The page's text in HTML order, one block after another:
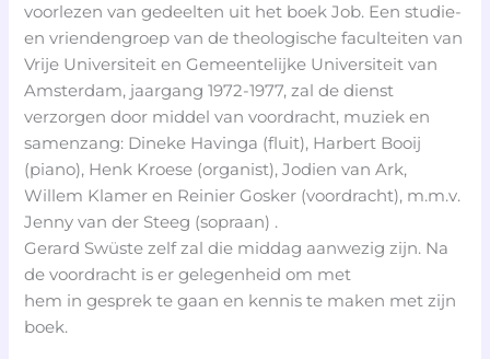
voorlezen van gedeelten uit het boek Job. Een studie-
en vriendengroep van de theologische faculteiten van
Vrije Universiteit en Gemeentelijke Universiteit van
Amsterdam, jaargang 1972-1977, zal de dienst
verzorgen door middel van voordracht, muziek en
samenzang: Dineke Havinga (fluit), Harbert Booij
(piano), Henk Kroese (organist), Jodien van Ark,
Willem Klamer en Reinier Gosker (voordracht), m.m.v.
Jenny van der Steeg (sopraan) .
Gerard Swüste zelf zal die middag aanwezig zijn. Na
de voordracht is er gelegenheid om met
hem in gesprek te gaan en kennis te maken met zijn
boek.